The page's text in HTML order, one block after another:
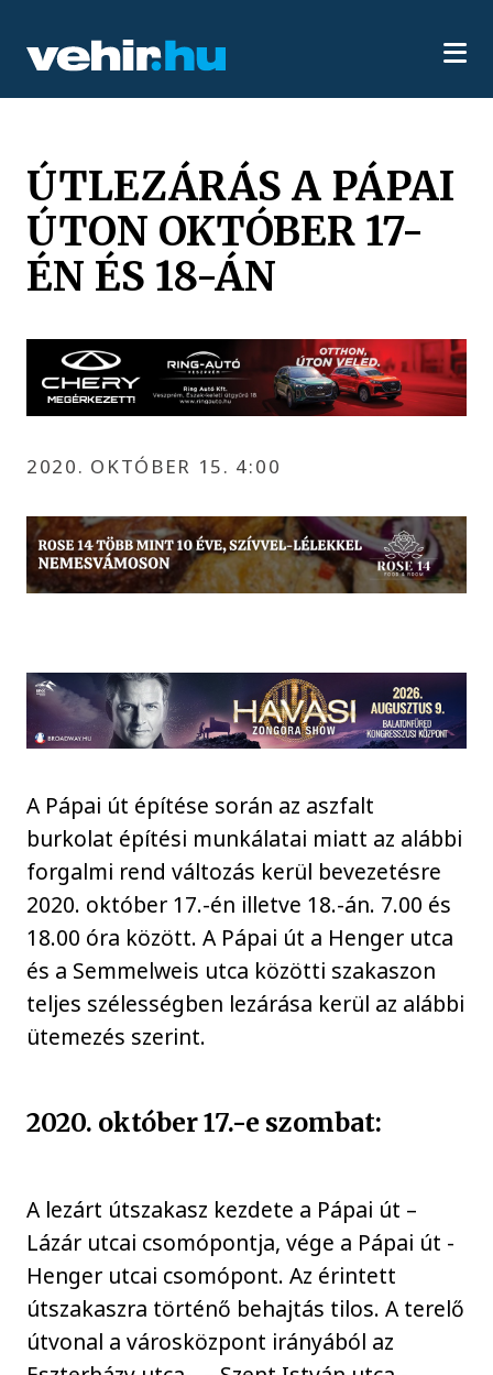
ÚTLEZÁRÁS A PÁPAI
ÚTON OKTÓBER 17-
ÉN ÉS 18-ÁN
2020. OKTÓBER 15. 4:00
A Pápai út építése során az aszfalt
burkolat építési munkálatai miatt az alábbi
forgalmi rend változás kerül bevezetésre
2020. október 17.-én illetve 18.-án. 7.00 és
18.00 óra között. A Pápai út a Henger utca
és a Semmelweis utca közötti szakaszon
teljes szélességben lezárása kerül az alábbi
ütemezés szerint.
2020. október 17.-e szombat:
A lezárt útszakasz kezdete a Pápai út –
Lázár utcai csomópontja, vége a Pápai út -
Henger utcai csomópont. Az érintett
útszakaszra történő behajtás tilos. A terelő
útvonal a városközpont irányából az